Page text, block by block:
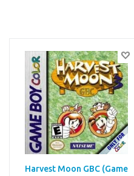
Harvest Moon GBC (Game